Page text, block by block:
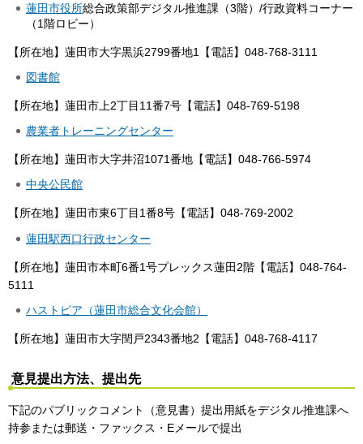
蓮田市役所総合政策部デジタル推進課（3階）/行政資料コーナー
（1階ロビー）
【所在地】蓮田市大字黒浜2799番地1【電話】048-768-3111
図書館
【所在地】蓮田市上2丁目11番7号【電話】048-769-5198
農業者トレーニングセンター
【所在地】蓮田市大字井沼1071番地【電話】048-766-5974
中央公民館
【所在地】蓮田市東6丁目1番8号【電話】048-769-2002
蓮田駅西口行政センター
【所在地】蓮田市本町6番1号プレックス蓮田2階【電話】048-764-
5111
ハストピア（蓮田市総合文化会館）
【所在地】蓮田市大字閏戸2343番地2【電話】048-768-4117
意見提出方法、提出先
下記のパブリックコメント（意見書）提出用紙をデジタル推進課へ
持参または郵送・ファックス・Eメールで提出